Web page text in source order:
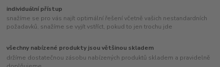
individuální přístup
snažíme se pro vás najít optimální řešení včetně vašich nestandardních
požadavků, snažíme se vyjít vstříct, pokud to jen trochu jde
všechny nabízené produkty jsou většinou skladem
držíme dostatečnou zásobu nabízených produktů skladem a pravidelně